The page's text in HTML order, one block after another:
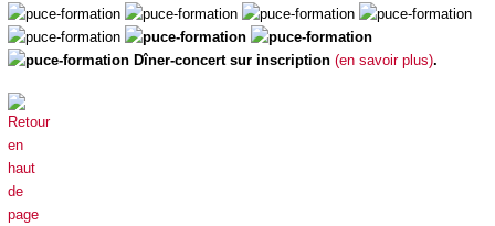
Dîner-concert sur inscription (en savoir plus).